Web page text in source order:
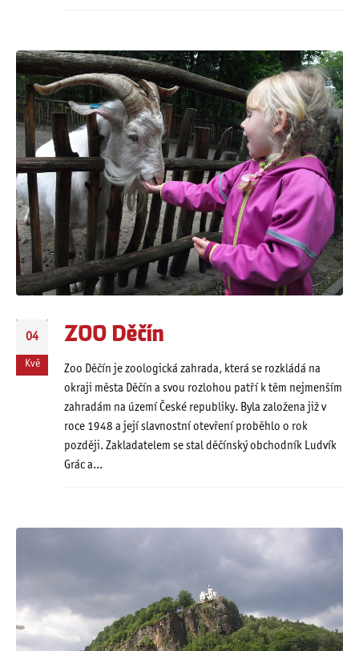
04
Kvě
ZOO Děčín
Zoo Děčín je zoologická zahrada, která se rozkládá na
okraji města Děčín a svou rozlohou patří k těm nejmenším
zahradám na území České republiky. Byla založena již v
roce 1948 a její slavnostní otevření proběhlo o rok
později. Zakladatelem se stal děčínský obchodník Ludvík
Grác a...